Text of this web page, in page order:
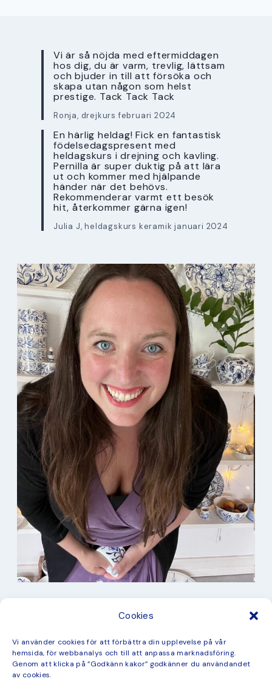
Cookies
Vi använder cookies för att förbättra din upplevelse på vår
hemsida, för webbanalys och till att anpassa marknadsföring.
Genom att klicka på ”Godkänn kakor” godkänner du användandet
av cookies.
Vi är så nöjda med eftermiddagen
hos dig, du är varm, trevlig, lättsam
och bjuder in till att försöka och
skapa utan någon som helst
prestige. Tack Tack Tack
Ronja, drejkurs februari 2024
En härlig heldag! Fick en fantastisk
födelsedagspresent med
heldagskurs i drejning och kavling.
Pernilla är super duktig på att lära
ut och kommer med hjälpande
händer när det behövs.
Rekommenderar varmt ett besök
hit, återkommer gärna igen!
Julia J, heldagskurs keramik januari 2024
Kurser
Måleri
mina favorit recept
Mönster